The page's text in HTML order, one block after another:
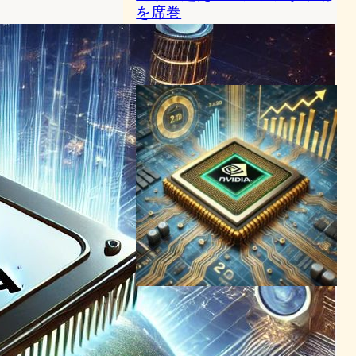
を席巻
半導体ニュース
NVIDIA
2024年2月27日20:33
Nvidia、市場資本金2兆ドル
達成でAIチップ界の頂点に立
つ